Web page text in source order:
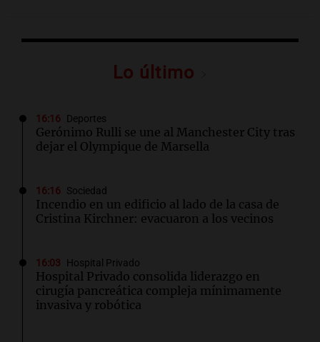
Lo último
16:16 Deportes
Gerónimo Rulli se une al Manchester City tras
dejar el Olympique de Marsella
16:16 Sociedad
Incendio en un edificio al lado de la casa de
Cristina Kirchner: evacuaron a los vecinos
16:03 Hospital Privado
Hospital Privado consolida liderazgo en
cirugía pancreática compleja mínimamente
invasiva y robótica